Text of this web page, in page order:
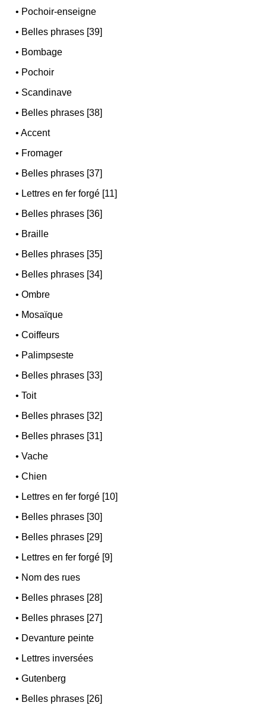
• Pochoir-enseigne
• Belles phrases [39]
• Bombage
• Pochoir
• Scandinave
• Belles phrases [38]
•Accent
• Fromager
• Belles phrases [37]
• Lettres en fer forgé [11]
• Belles phrases [36]
• Braille
• Belles phrases [35]
• Belles phrases [34]
•Ombre
• Mosaïque
•Coiffeurs
• Palimpseste
• Belles phrases [33]
•Toit
• Belles phrases [32]
• Belles phrases [31]
•Vache
•Chien
• Lettres en fer forgé [10]
• Belles phrases [30]
• Belles phrases [29]
• Lettres en fer forgé [9]
• Nom des rues
• Belles phrases [28]
• Belles phrases [27]
• Devanture peinte
• Lettres inversées
•Gutenberg
• Belles phrases [26]